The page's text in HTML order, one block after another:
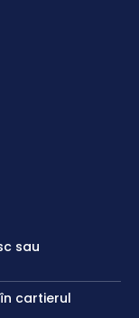
sau
cartierul